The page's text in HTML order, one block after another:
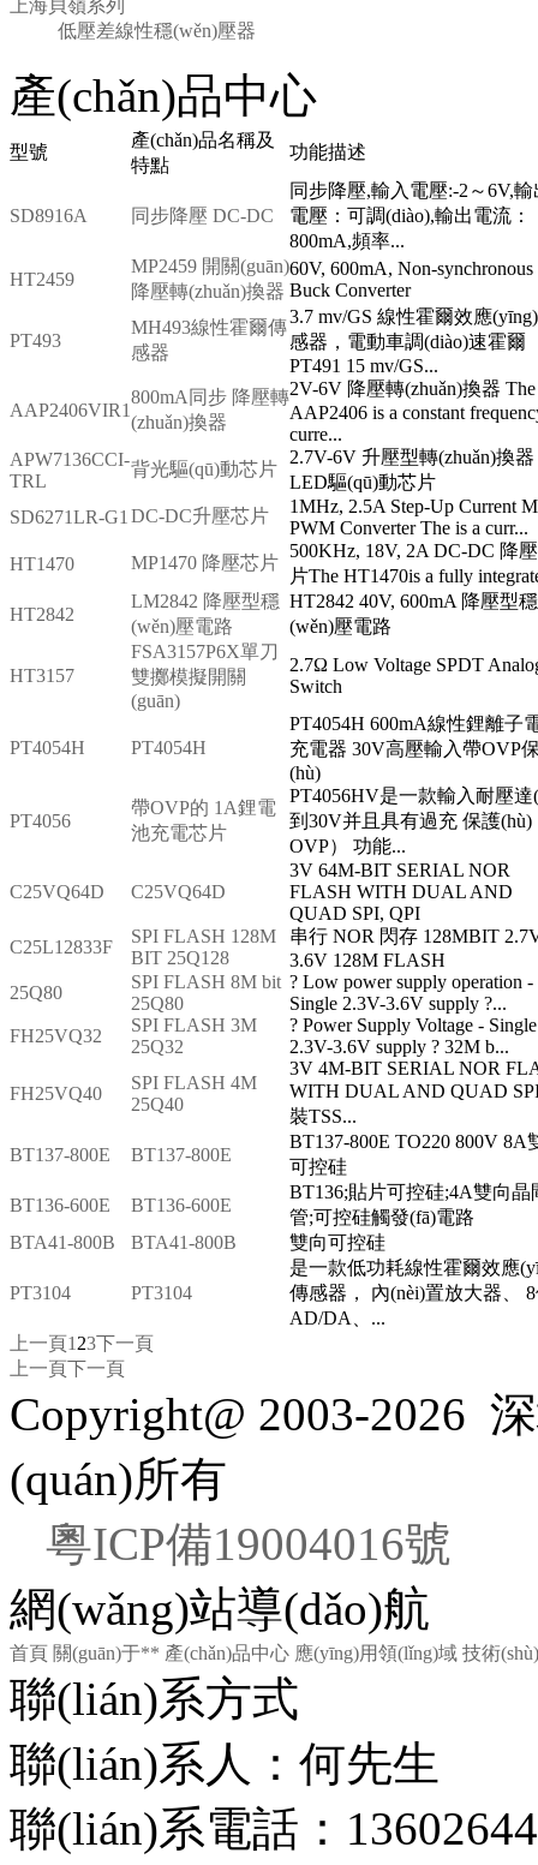
上海貝嶺系列
低壓差線性穩(wěn)壓器
產(chǎn)品中心
型號
產(chǎn)品名稱及
特點
功能描述
SD8916A 同步降壓 DC-DC
同步降壓,輸入電壓:-2～6V,輸
電壓：可調(diào),輸出電流：
800mA,頻率...
HT2459
MP2459 開關(guān)
降壓轉(zhuǎn)換器
60V, 600mA, Non-synchronous
Buck Converter
PT493
MH493線性霍爾傳
感器
3.7 mv/GS 線性霍爾效應
感器，電動車調(diào)速霍爾
PT491 15 mv/GS...
AAP2406VIR1
800mA同步 降壓轉
(zhuǎn)換器
2V-6V 降壓轉(zhuǎn)換器 The
AAP2406 is a constant
curre...
APW7136CCI-
TRL
背光驅(qū)動芯片
2.7V-6V 升壓型轉(zhuǎn)換器
LED驅(qū)動芯片
SD6271LR-G1 DC-DC升壓芯片
1MHz, 2.5A Step-Up Current
PWM Converter The is a curr...
HT1470
MP1470 降壓芯片
500KHz, 18V, 2A DC-DC 降
片The HT1470is a fully
HT2842
LM2842 降壓型穩
(wěn)壓電路
HT2842 40V, 600mA 降壓型穩
(wěn)壓電路
HT3157
FSA3157P6X單刀
雙擲模擬開關
(guān)
2.7Ω Low Voltage SPDT
Switch
PT4054H PT4054H
PT4054H 600mA線性鋰離子
充電器 30V高壓輸入帶OVP
(hù)
PT4056
帶OVP的 1A鋰電
池充電芯片
PT4056HV是一款輸入耐壓達
到30V并且具有過充 保護(hù)
OVP） 功能...
C25VQ64D C25VQ64D
3V 64M-BIT SERIAL NOR
FLASH WITH DUAL AND
QUAD SPI, QPI
C25L12833F
SPI FLASH 128M
BIT 25Q128
串行 NOR 閃存 128MBIT
3.6V 128M FLASH
25Q80
SPI FLASH 8M bit
25Q80
? Low power supply operation -
Single 2.3V-3.6V supply ?...
FH25VQ32
SPI FLASH 3M
25Q32
? Power Supply Voltage - Single
2.3V-3.6V supply ? 32M b...
FH25VQ40
SPI FLASH 4M
25Q40
3V 4M-BIT SERIAL NOR
WITH DUAL AND QUAD
裝TSS...
BT137-800E
BT137-800E
BT137-800E TO220 800V 8A
可控硅
BT136-600E
BT136-600E
BT136;貼片可控硅;4A雙向晶
管;可控硅觸發(fā)電路
BTA41-800B
BTA41-800B 雙向可控硅
PT3104 PT3104
是一款低功耗線性霍爾效應
傳感器， 內(nèi)置放大器、
AD/DA、...
上一頁1 23下一頁
上一頁下一頁
Copyright@ 2003-2026
(quán)所有
粵ICP備19004016號
網(wǎng)站導(dǎo)航
首頁 關(guān)于** 產(chǎn)品中心 應(yīng)用領(lǐng)域 技術
聯(lián)系方式
聯(lián)系人：何先生
聯(lián)系電話：